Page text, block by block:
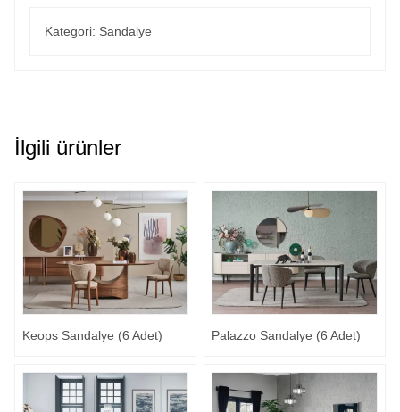
Kategori: Sandalye
İlgili ürünler
Keops Sandalye (6 Adet) Palazzo Sandalye (6 Adet)